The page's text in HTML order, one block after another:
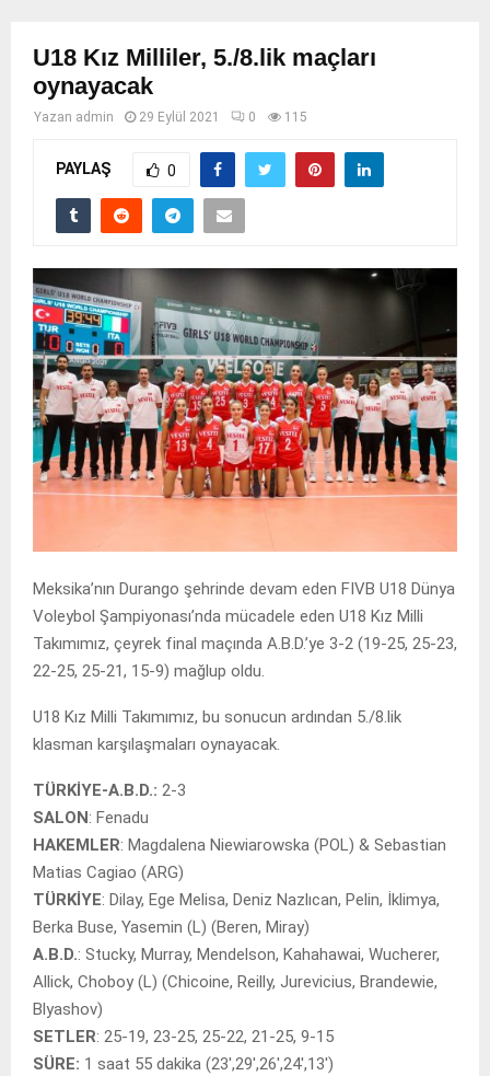
U18 Kız Milliler, 5./8.lik maçları
oynayacak
Yazan admin 29 Eylül 2021 0 115
PAYLAŞ 0
Meksika’nın Durango şehrinde devam eden FIVB U18 Dünya
Voleybol Şampiyonası’nda mücadele eden U18 Kız Milli
Takımımız, çeyrek final maçında A.B.D.’ye 3-2 (19-25, 25-23,
22-25, 25-21, 15-9) mağlup oldu.
U18 Kız Milli Takımımız, bu sonucun ardından 5./8.lik
klasman karşılaşmaları oynayacak.
TÜRKİYE-A.B.D.: 2-3
SALON: Fenadu
HAKEMLER: Magdalena Niewiarowska (POL) & Sebastian
Matias Cagiao (ARG)
TÜRKİYE: Dilay, Ege Melisa, Deniz Nazlıcan, Pelin, İklimya,
Berka Buse, Yasemin (L) (Beren, Miray)
A.B.D.: Stucky, Murray, Mendelson, Kahahawai, Wucherer,
Allick, Choboy (L) (Chicoine, Reilly, Jurevicius, Brandewie,
Blyashov)
SETLER: 25-19, 23-25, 25-22, 21-25, 9-15
SÜRE: 1 saat 55 dakika (23′,29′,26′,24′,13′)